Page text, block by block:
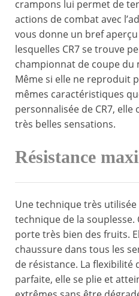
crampons lui permet de
actions de combat avec
vous donne un bref
lesquelles CR7 se trouve
championnat de coupe du
Même si elle ne reproduit
mêmes caractéristiques
personnalisée de CR7,
très belles sensations.
Résistance
Une technique très
technique de la souplesse.
porte très bien des fruits.
chaussure dans tous les
de résistance. La flexibilité
parfaite, elle se plie et